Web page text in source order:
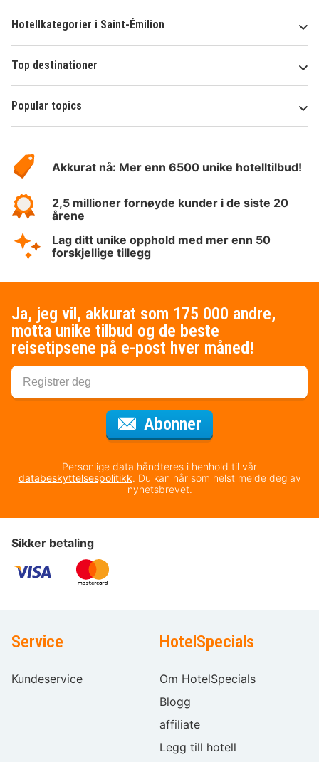
Hotellkategorier i Saint-Émilion
Top destinationer
Popular topics
Hotelspecials
Akkurat nå: Mer enn 6500 unike hotelltilbud!
2,5 millioner fornøyde kunder i de siste 20
årene
Lag ditt unike opphold med mer enn 50
forskjellige tillegg
Ja, jeg vil, akkurat som 175 000 andre,
motta unike tilbud og de beste
reisetipsene på e-post hver måned!
Abonner
Personlige data håndteres i henhold til vår
databeskyttelsespolitikk. Du kan når som helst melde deg av
nyhetsbrevet.
Sikker betaling
Service
Kundeservice
HotelSpecials
Om HotelSpecials
Blogg
affiliate
Legg till hotell